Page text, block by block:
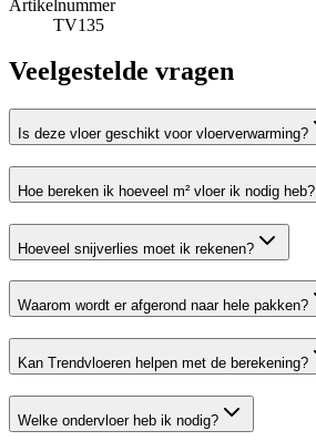
Artikelnummer
TV135
Veelgestelde vragen
Is deze vloer geschikt voor vloerverwarming?
Hoe bereken ik hoeveel m² vloer ik nodig heb?
Hoeveel snijverlies moet ik rekenen?
Waarom wordt er afgerond naar hele pakken?
Kan Trendvloeren helpen met de berekening?
Welke ondervloer heb ik nodig?